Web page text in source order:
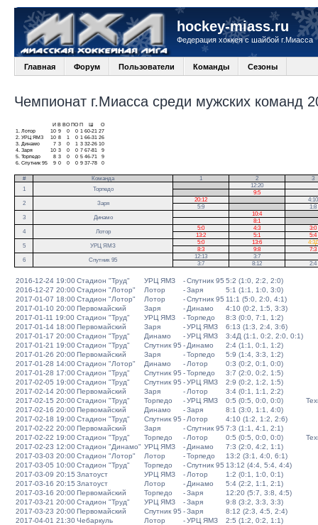
hockey-miass.ru
Федерация хоккея с шайбой г.Миасса
Главная Форум Пользователи Команды Сезоны
Чемпионат г.Миасса среди мужских команд
И В ВО ПО П
О
1.
Лотор 10 9 0 0 1 60-21 27
2. УРЦ ЯМЗ 10 8 1 0 1 66-31 26
3.
Динамо 7 3 0 1 3 32-26 10
4. Заря 10 3 0 0 7 67-81
9
5. Торпедо 8 3 0 0 5 46-71
9
6. Спутник 95 9 0 0 0 9 37-78 0
# Команда 1 2
3
1
Торпедо
12:20
9:5
2
Заря
20:12
4:10
5:9
1:8
3
Динамо
10:4
8:1
4
Лотор
5:0 4:3
3:0
13:2
5:1
5:4
5
УРЦ ЯМЗ
5:0 13:6
4:3Д
8:3
9:8
7:3
6
Спутник 95
12:13
3:7
3:7
8:12 2:4
2016-12-24 19:00Стадион "Труд" УРЦ ЯМЗ -Спутник 95 5:2 (1:0, 2:2, 2:0)
2016-12-27 20:00Стадион "Лотор" Лотор -Заря
5:1 (1:1, 1:0, 3:0)
2017-01-07 18:00Стадион "Лотор" Лотор -Спутник 95 11:1 (5:0, 2:0, 4:1)
2017-01-10 20:00Первомайский Заря - Динамо
4:10 (0:2, 1:5, 3:3)
2017-01-11 19:00 Стадион "Труд" УРЦ ЯМЗ -Торпедо
8:3 (0:0, 7:1, 1:2)
2017-01-14 18:00Первомайский Заря -УРЦ ЯМЗ
6:13 (1:3, 2:4, 3:6)
2017-01-17 20:00Стадион "Труд" Динамо -УРЦ ЯМЗ
3:4Д (1:1, 0:2, 2:0, 0:1)
2017-01-21 19:00Стадион "Труд" Спутник 95 - Динамо
2:4 (1:1, 0:1, 1:2)
2017-01-26 20:00Первомайский Заря -Торпедо
5:9 (1:4, 3:3, 1:2)
2017-01-28 14:00Стадион "Лотор" Динамо - Лотор
0:3 (0:2, 0:1, 0:0)
2017-01-28 17:00Стадион "Труд" Спутник 95 -Торпедо
3:7 (2:0, 0:2, 1:5)
2017-02-05 19:00Стадион "Труд" Спутник 95 -УРЦ ЯМЗ
2:9 (0:2, 1:2, 1:5)
2017-02-14 20:00Первомайский Заря - Лотор
3:4 (0:1, 1:1, 2:2)
2017-02-15 20:00Стадион "Труд" Торпедо -УРЦ ЯМЗ 0:5 (0:5, 0:0, 0:0)
2017-02-16 20:00Первомайский Динамо -Заря
8:1 (3:0, 1:1, 4:0)
2017-02-18 19:00Стадион "Труд" Спутник 95 - Лотор
4:10 (1:2, 1:2, 2:6)
2017-02-22 20:00Первомайский Заря -Спутник 95 7:3 (1:1, 4:1, 2:1)
2017-02-22 19:00Стадион "Труд" Торпедо - Лотор 0:5 (0:5, 0:0, 0:0)
2017-02-23 12:00Стадион "Динамо" УРЦ ЯМЗ - Динамо
7:3 (2:0, 4:2, 1:1)
2017-03-03 20:00Стадион "Лотор" Лотор -Торпедо
13:2 (3:1, 4:0, 6:1)
2017-03-05 10:00Стадион "Труд" Торпедо -Спутник 95 13:12 (4:4, 5:4, 4:4)
2017-03-09 20:15 Златоуст УРЦ ЯМЗ - Лотор
1:2 (0:1, 1:0, 0:1)
2017-03-16 20:15 Златоуст Лотор - Динамо
5:4 (2:2, 1:1, 2:1)
2017-03-16 20:00Первомайский Торпедо -Заря
12:20 (5:7, 3:8, 4:5)
2017-03-21 20:00Стадион "Труд" УРЦ ЯМЗ -Заря
9:8 (3:2, 3:3, 3:3)
2017-03-23 20:00Первомайский Спутник 95 -Заря
8:12 (2:3, 4:5, 2:4)
2017-04-01 21:30Чебаркуль Лотор -УРЦ ЯМЗ
2:5 (1:2, 0:2, 1:1)